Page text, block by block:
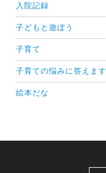
入院記録
子どもと遊ぼう
子育て
子育ての悩みに答えます
絵本だな